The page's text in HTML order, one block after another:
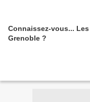
Connaissez-vous... Les
Grenoble ?